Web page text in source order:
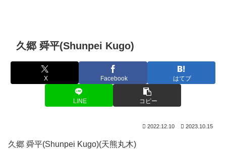
久郷 舜平(Shunpei Kugo)
X Facebook はてブ
LINE コピー
2022.12.10 2023.10.15
久郷 舜平(Shunpei Kugo)(天熊丸木)